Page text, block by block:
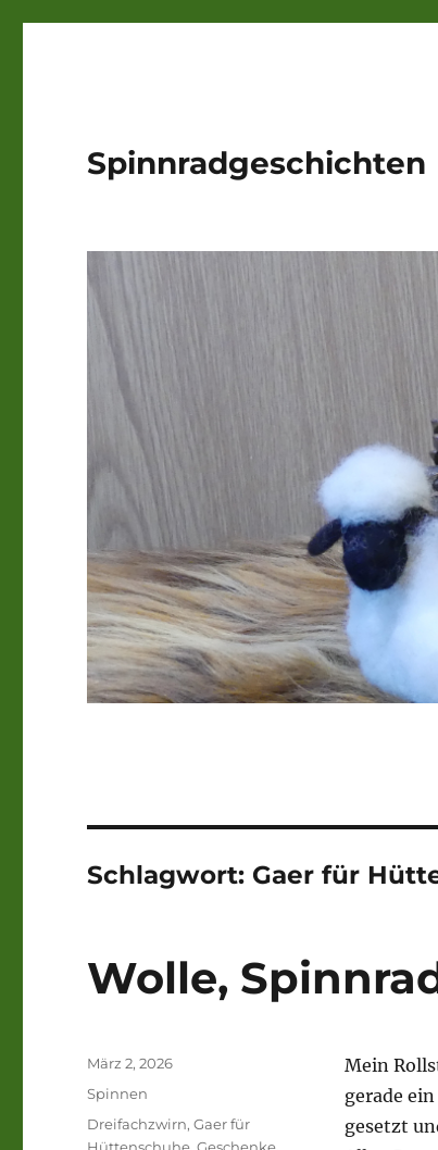
Spinnradgeschichten
Schlagwort: Gaer für
Wolle,
Mein
gerade
gesetzt
Veröffentlicht
am
März 2, 2026
Kategorien
Spinnen
Schlagwörter
Dreifachzwirn,Gaer für